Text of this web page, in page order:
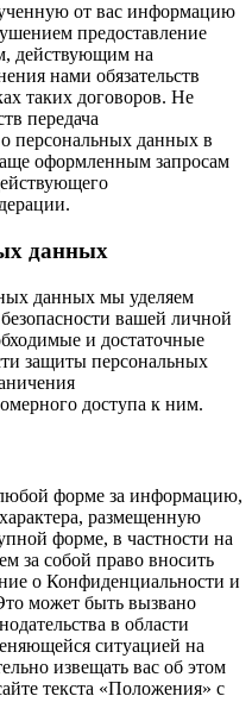
от вас информацию
предоставление
действующим на
нами обязательств
таких договоров. Не
передача
персональных данных в
оформленным запросам
данных
данных мы уделяем
вашей личной
и достаточные
защиты персональных
доступа к ним.
форме за информацию,
размещенную
форме, в частности на
за собой право вносить
о Конфиденциальности и
может быть вызвано
в области
ситуацией на
извещать вас об этом
текста «Положения» с